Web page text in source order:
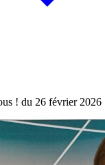
! du 26 février 2026